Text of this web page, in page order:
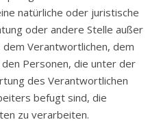
natürliche oder juristische
oder andere Stelle außer
Verantwortlichen, dem
Personen, die unter der
des Verantwortlichen
befugt sind, die
zu verarbeiten.